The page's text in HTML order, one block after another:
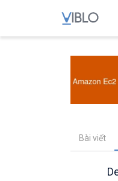
Bài viết